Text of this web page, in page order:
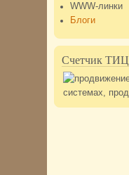
WWW-линки
Блоги
Счетчик ТИЦ